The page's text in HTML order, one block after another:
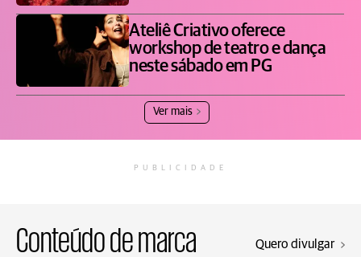
Ateliê Criativo oferece
workshop de teatro e dança
neste sábado em PG
Ver mais
PUBLICIDADE
Conteúdo de marca Quero divulgar